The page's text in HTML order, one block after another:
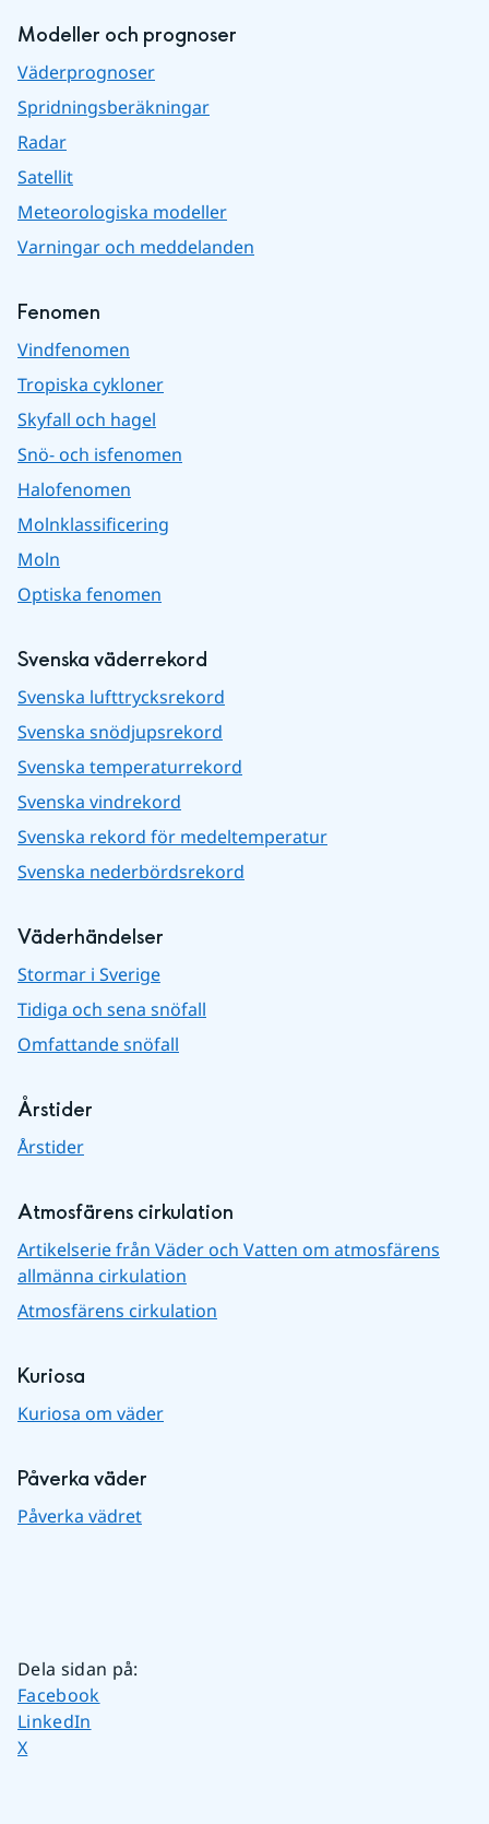
Modeller och prognoser
Väderprognoser
Spridningsberäkningar
Radar
Satellit
Meteorologiska modeller
Varningar och meddelanden
Fenomen
Vindfenomen
Tropiska cykloner
Skyfall och hagel
Snö- och isfenomen
Halofenomen
Molnklassificering
Moln
Optiska fenomen
Svenska väderrekord
Svenska lufttrycksrekord
Svenska snödjupsrekord
Svenska temperaturrekord
Svenska vindrekord
Svenska rekord för medeltemperatur
Svenska nederbördsrekord
Väderhändelser
Stormar i Sverige
Tidiga och sena snöfall
Omfattande snöfall
Årstider
Årstider
Atmosfärens cirkulation
Artikelserie från Väder och Vatten om atmosfärens
allmänna cirkulation
Atmosfärens cirkulation
Kuriosa
Kuriosa om väder
Påverka väder
Påverka vädret
Dela sidan på:
Dela sidan på
Facebook
Dela sidan på
LinkedIn
Dela sidan på
X